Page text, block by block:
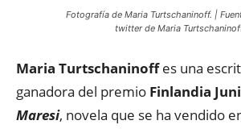
Fotografía de Maria Turtschaninoff. |
twitter de Maria
Maria Turtschaninoffes una
ganadora del premio Finlandia
Maresi, novela que se ha vendido